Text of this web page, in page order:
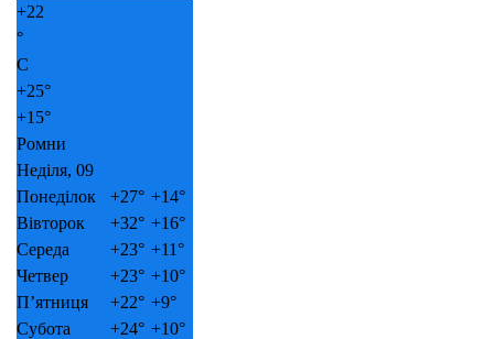
+22
°
C
+25°
+15°
Ромни
Неділя, 09
Понеділок
+27° +14°
Вівторок
+32° +16°
Середа
+23° +11°
Четвер
+23° +10°
П’ятниця
+22° +9°
Субота
+24° +10°